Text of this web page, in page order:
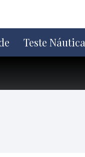
Teste Náutica